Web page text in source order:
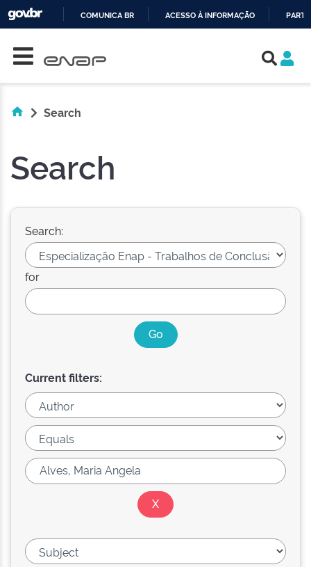
COMUNICA BR ACESSO À INFORMAÇÃO
Search
Search
Search:
for
Current filters: